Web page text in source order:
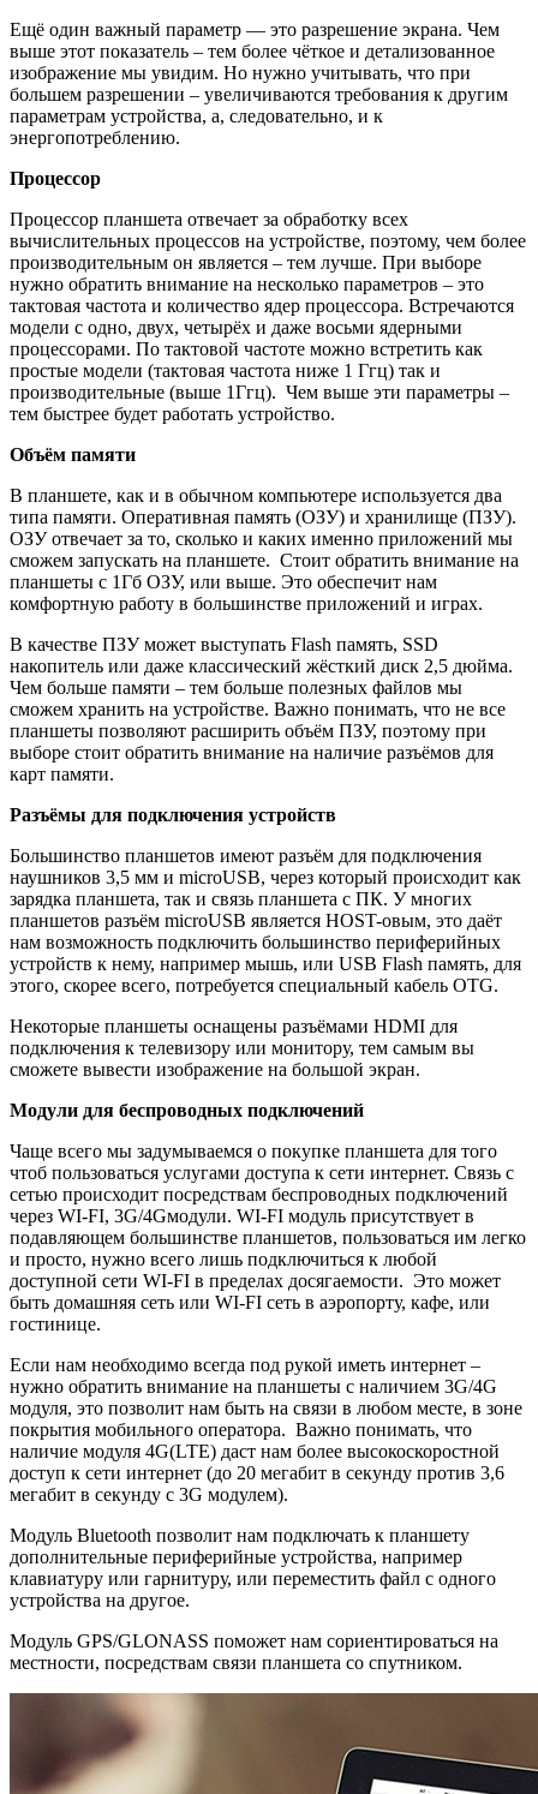
Ещё один важный параметр — это разрешение экрана. Чем
выше этот показатель – тем более чёткое и детализованное
изображение мы увидим. Но нужно учитывать, что при
большем разрешении – увеличиваются требования к другим
параметрам устройства, а, следовательно, и к
энергопотреблению.
Процессор
Процессор планшета отвечает за обработку всех
вычислительных процессов на устройстве, поэтому, чем более
производительным он является – тем лучше. При выборе
нужно обратить внимание на несколько параметров – это
тактовая частота и количество ядер процессора. Встречаются
модели с одно, двух, четырёх и даже восьми ядерными
процессорами. По тактовой частоте можно встретить как
простые модели (тактовая частота ниже 1 Ггц) так и
производительные (выше 1Ггц). Чем выше эти параметры –
тем быстрее будет работать устройство.
Объём памяти
В планшете, как и в обычном компьютере используется два
типа памяти. Оперативная память (ОЗУ) и хранилище (ПЗУ).
ОЗУ отвечает за то, сколько и каких именно приложений мы
сможем запускать на планшете. Стоит обратить внимание на
планшеты с 1Гб ОЗУ, или выше. Это обеспечит нам
комфортную работу в большинстве приложений и играх.
В качестве ПЗУ может выступать Flash память, SSD
накопитель или даже классический жёсткий диск 2,5 дюйма.
Чем больше памяти – тем больше полезных файлов мы
сможем хранить на устройстве. Важно понимать, что не все
планшеты позволяют расширить объём ПЗУ, поэтому при
выборе стоит обратить внимание на наличие разъёмов для
карт памяти.
Разъёмы для подключения устройств
Большинство планшетов имеют разъём для подключения
наушников 3,5 мм и microUSB, через который происходит как
зарядка планшета, так и связь планшета с ПК. У многих
планшетов разъём microUSB является HOST-овым, это даёт
нам возможность подключить большинство периферийных
устройств к нему, например мышь, или USB Flash память, для
этого, скорее всего, потребуется специальный кабель OTG.
Некоторые планшеты оснащены разъёмами HDMI для
подключения к телевизору или монитору, тем самым вы
сможете вывести изображение на большой экран.
Модули для беспроводных подключений
Чаще всего мы задумываемся о покупке планшета для того
чтоб пользоваться услугами доступа к сети интернет. Связь с
сетью происходит посредствам беспроводных подключений
через WI-FI, 3G/4Gмодули. WI-FI модуль присутствует в
подавляющем большинстве планшетов, пользоваться им легко
и просто, нужно всего лишь подключиться к любой
доступной сети WI-FI в пределах досягаемости. Это может
быть домашняя сеть или WI-FI сеть в аэропорту, кафе, или
гостинице.
Если нам необходимо всегда под рукой иметь интернет –
нужно обратить внимание на планшеты с наличием 3G/4G
модуля, это позволит нам быть на связи в любом месте, в зоне
покрытия мобильного оператора. Важно понимать, что
наличие модуля 4G(LTE) даст нам более высокоскоростной
доступ к сети интернет (до 20 мегабит в секунду против 3,6
мегабит в секунду с 3G модулем).
Модуль Bluetooth позволит нам подключать к планшету
дополнительные периферийные устройства, например
клавиатуру или гарнитуру, или переместить файл с одного
устройства на другое.
Модуль GPS/GLONASS поможет нам сориентироваться на
местности, посредствам связи планшета со спутником.